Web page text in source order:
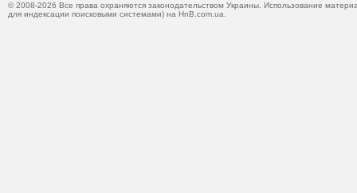
© 2008-2026 Все права охраняются законодательством Украины. Использование
для индексации поисковыми системами) на HnB.com.ua.